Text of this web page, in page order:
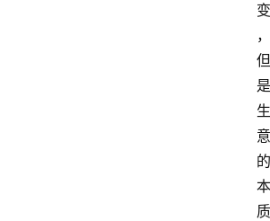
变
，
但
是
生
意
的
本
质